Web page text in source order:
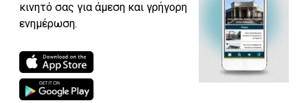
κινητό σας για άμεση και γρήγορη
ενημέρωση.